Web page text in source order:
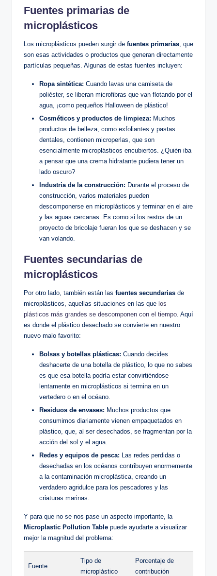
Fuentes primarias de
microplásticos
Los microplásticos pueden surgir de fuentes primarias , que
son esas actividades o productos que generan directamente
partículas pequeñas. Algunas de estas fuentes incluyen:
Ropa sintética: Cuando lavas una camiseta de
poliéster, se liberan microfibras que van flotando por el
agua, ¡como pequeños Halloween de plástico!
Cosméticos y productos de limpieza: Muchos
productos de belleza, como exfoliantes y pastas
dentales, contienen microperlas, que son
esencialmente microplásticos encubiertos. ¿Quién iba
a pensar que una crema hidratante pudiera tener un
lado oscuro?
Industria de la construcción: Durante el proceso de
construcción, varios materiales pueden
descomponerse en microplásticos y terminar en el aire
y las aguas cercanas. Es como si los restos de un
proyecto de bricolaje fueran los que se deshacen y se
van volando.
Fuentes secundarias de
microplásticos
Por otro lado, también están las fuentes secundarias de
microplásticos, aquellas situaciones en las que los
plásticos más grandes se descomponen con el tiempo . Aquí
es donde el plástico desechado se convierte en nuestro
nuevo malo favorito:
Bolsas y botellas plásticas: Cuando decides
deshacerte de una botella de plástico, lo que no sabes
es que esa botella podría estar convirtiéndose
lentamente en microplásticos si termina en un
vertedero o en el océano.
Residuos de envases: Muchos productos que
consumimos diariamente vienen empaquetados en
plástico, que, al ser desechados, se fragmentan por la
acción del sol y el agua.
Redes y equipos de pesca: Las redes perdidas o
desechadas en los océanos contribuyen enormemente
a la contaminación microplástica, creando un
verdadero agridulce para los pescadores y las
criaturas marinas.
Y para que no se nos pase un aspecto importante, la
Microplastic Pollution Table puede ayudarte a visualizar
mejor la magnitud del problema:
Fuente
Tipo de
microplástico
Porcentaje de
contribución